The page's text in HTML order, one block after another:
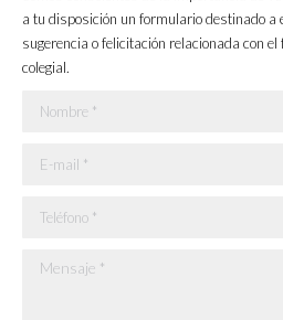
new
window
new
window
new
window
new
window
a tu disposición un formulario destinado a
sugerencia o felicitación relacionada con
colegial.
Nombre *
E-mail *
Teléfono *
Mensaje *